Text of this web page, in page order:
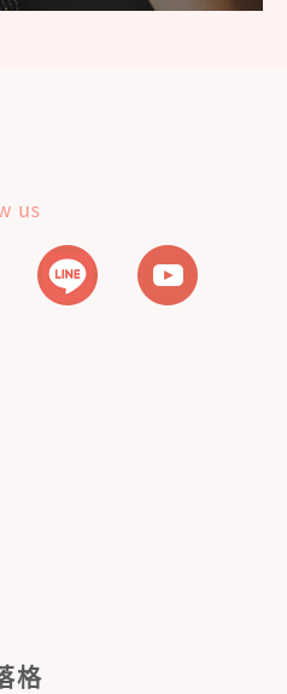
格